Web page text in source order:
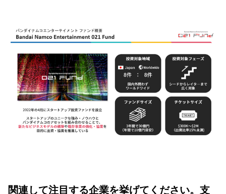
関連して注目する企業を挙げてください。支